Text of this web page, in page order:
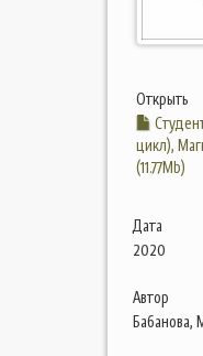
Открыть
цикл),
(11.77Mb)
Дата
2020
Автор
Бабанова,